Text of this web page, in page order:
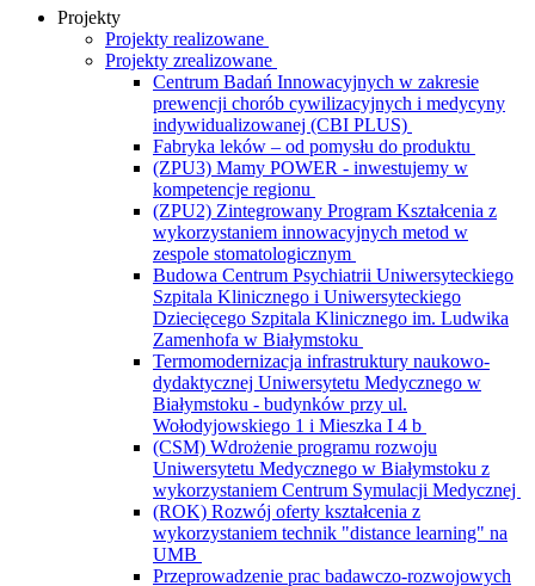
Projekty
Projekty realizowane
Projekty zrealizowane
Centrum Badań Innowacyjnych w zakresie
prewencji chorób cywilizacyjnych i medycyny
indywidualizowanej (CBI PLUS)
Fabryka leków – od pomysłu do produktu
(ZPU3) Mamy POWER - inwestujemy w
kompetencje regionu
(ZPU2) Zintegrowany Program Kształcenia z
wykorzystaniem innowacyjnych metod w
zespole stomatologicznym
Budowa Centrum Psychiatrii Uniwersyteckiego
Szpitala Klinicznego i Uniwersyteckiego
Dziecięcego Szpitala Klinicznego im. Ludwika
Zamenhofa w Białymstoku
Termomodernizacja infrastruktury naukowo-
dydaktycznej Uniwersytetu Medycznego w
Białymstoku - budynków przy ul.
Wołodyjowskiego 1 i Mieszka I 4 b
(CSM) Wdrożenie programu rozwoju
Uniwersytetu Medycznego w Białymstoku z
wykorzystaniem Centrum Symulacji Medycznej
(ROK) Rozwój oferty kształcenia z
wykorzystaniem technik "distance learning" na
UMB
Przeprowadzenie prac badawczo-rozwojowych